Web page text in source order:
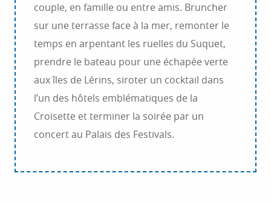
couple, en famille ou entre amis. Bruncher
sur une terrasse face à la mer, remonter le
temps en arpentant les ruelles du Suquet,
prendre le bateau pour une échapée verte
aux îles de Lérins, siroter un cocktail dans
l’un des hôtels emblématiques de la
Croisette et terminer la soirée par un
concert au Palais des Festivals.